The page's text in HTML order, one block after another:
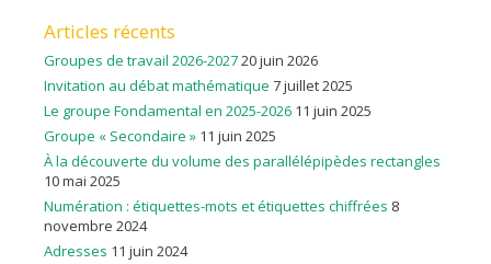
Articles récents
Groupes de travail 2026-202720 juin 2026
Invitation au débat mathématique 7 juillet 2025
Le groupe Fondamental en 2025-2026 11 juin 2025
Groupe « Secondaire » 11 juin 2025
À la découverte du volume des parallélépipèdes rectangles
10 mai 2025
Numération : étiquettes-mots et étiquettes chiffrées 8
novembre 2024
Adresses 11 juin 2024